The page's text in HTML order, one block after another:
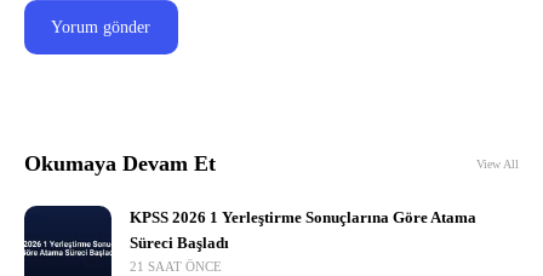
Okumaya Devam Et View All
KPSS 2026 1 Yerleştirme Sonuçlarına Göre Atama
Süreci Başladı
21 SAAT ÖNCE